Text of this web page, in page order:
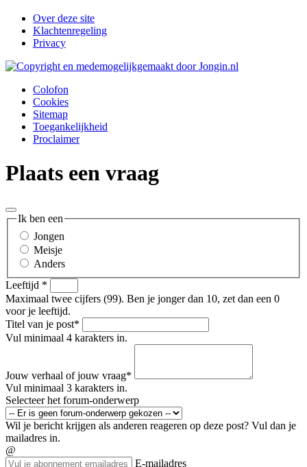
Over deze site
Klachtenregeling
Privacy
Colofon
Cookies
Sitemap
Toegankelijkheid
Proclaimer
Plaats een vraag
Ik ben een
Jongen
Meisje
Anders
Leeftijd *
Maximaal twee cijfers (99). Ben je jonger dan 10, zet dan een 0
voor je leeftijd.
Titel van je post*
Vul minimaal 4 karakters in.
Jouw verhaal of jouw vraag*
Vul minimaal 3 karakters in.
Selecteer het forum-onderwerp
Wil je bericht krijgen als anderen reageren op deze post? Vul dan je
mailadres in.
@
E-mailadres